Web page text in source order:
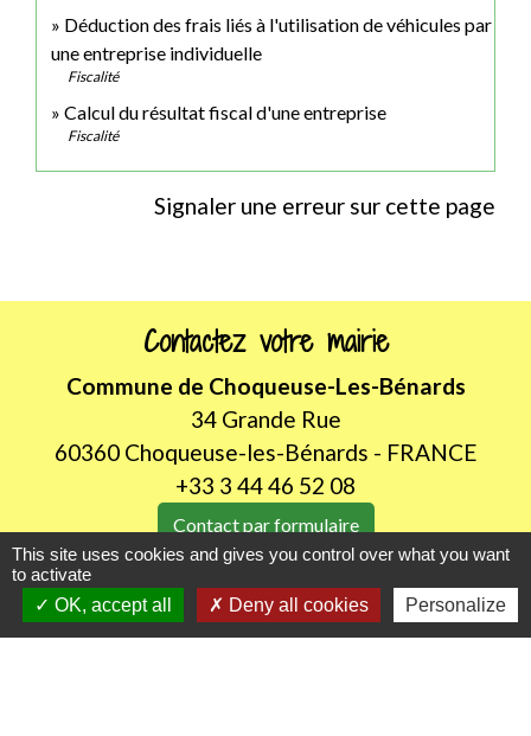
Déduction des frais liés à l'utilisation de véhicules par
une entreprise individuelle
Fiscalité
Calcul du résultat fiscal d'une entreprise
Fiscalité
Signaler une erreur sur cette page
Contactez votre mairie
Commune de Choqueuse-Les-Bénards
34 Grande Rue
60360 Choqueuse-les-Bénards - FRANCE
+33 3 44 46 52 08
Contact par formulaire
Horaires d'ouverture au public
LUNDI de 8H30 à 12h00
This site uses cookies and gives you control over what you want
to activate
OK, accept all
Deny all cookies Personalize